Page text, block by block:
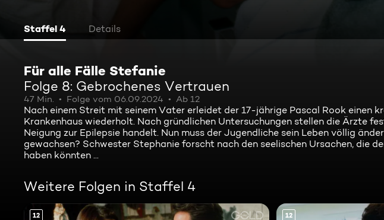
Staffel 4 Details
Für alle Fälle Stefanie
Folge 8: Gebrochenes Vertrauen
47 Min. Folge vom 06.09.2024 Ab 12
Nach einem Streit mit seinem Vater erleidet der 17-jährige Pascal Rook einen
Krankenhaus wiederholt. Nach gründlichen Untersuchungen stellen die Ärzte
Neigung zur Epilepsie handelt. Nun muss der Jugendliche sein Leben völlig
gewachsen? Schwester Stephanie forscht nach den seelischen Ursachen, die
haben könnten ...
Weitere Folgen in Staffel 4
12 12